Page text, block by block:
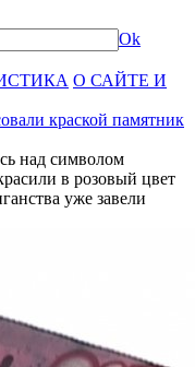
Ok
О САЙТЕ И
краской памятник
над символом
в розовый цвет
уже завели